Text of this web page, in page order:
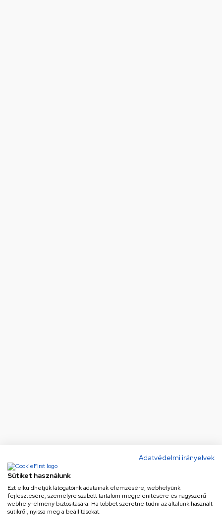
Adatvédelmi irányelvek
Sütiket használunk
Ezt elküldhetjük látogatóink adatainak elemzésére, webhelyünk
fejlesztésére, személyre szabott tartalom megjelenítésére és nagyszerű
webhely-élmény biztosítására. Ha többet szeretne tudni az általunk használt
sütikről, nyissa meg a beállításokat.